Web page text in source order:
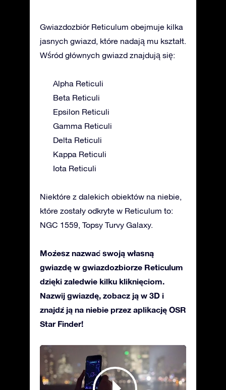
Gwiazdozbiór Reticulum obejmuje kilka
jasnych gwiazd, które nadają mu kształt.
Wśród głównych gwiazd znajdują się:
Alpha Reticuli
Beta Reticuli
Epsilon Reticuli
Gamma Reticuli
Delta Reticuli
Kappa Reticuli
Iota Reticuli
Niektóre z dalekich obiektów na niebie,
które zostały odkryte w Reticulum to:
NGC 1559, Topsy Turvy Galaxy.
Możesz nazwać swoją własną
gwiazdę w gwiazdozbiorze Reticulum
dzięki zaledwie kilku kliknięciom.
Nazwij gwiazdę, zobacz ją w 3D i
znajdź ją na niebie przez aplikację OSR
Star Finder!